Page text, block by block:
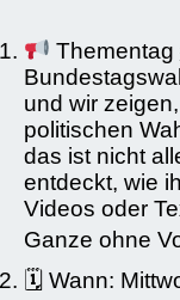
Thementag
und wir
politischen
das ist nicht
entdeckt, wie
Videos oder
Ganze ohne
🗓 Wann: